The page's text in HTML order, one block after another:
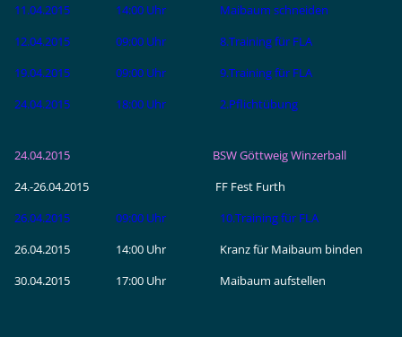
11.04.2015 14:00 Uhr Maibaum schneiden
12.04.2015 09:00 Uhr 8.Training für FLA
19.04.2015 09:00 Uhr 9.Training für FLA
24.04.2015 18:00 Uhr 2.Pflichtübung
24.04.2015 BSW Göttweig Winzerball
24.-26.04.2015 FF Fest Furth
26.04.2015 09:00 Uhr 10.Training für FLA
26.04.2015 14:00 Uhr Kranz für Maibaum binden
30.04.2015 17:00 Uhr Maibaum aufstellen